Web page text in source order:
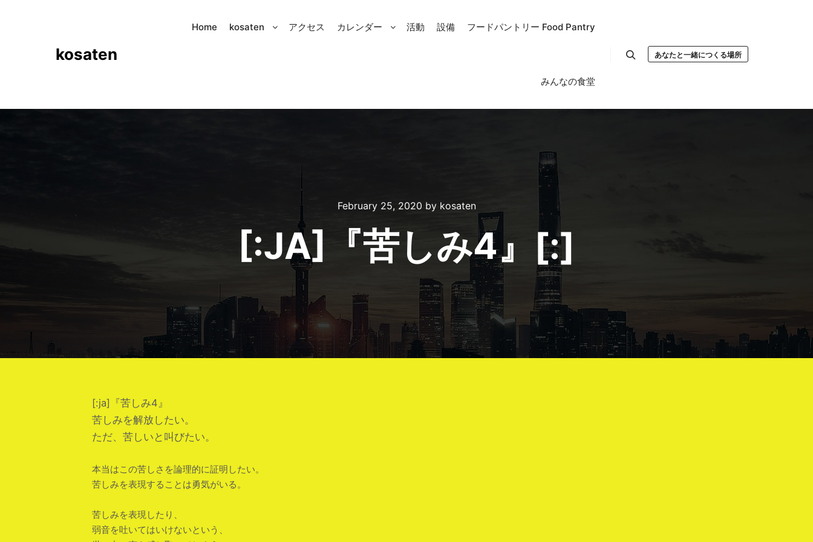
kosaten
Home kosaten アクセス カレンダー 活動 設備 フードパントリー Food Pantry
みんなの食堂
あなたと一緒につくる場所
February 25, 2020 by kosaten
[:JA]『苦しみ4』[:]
[:ja]『苦しみ4』
苦しみを解放したい。
ただ、苦しいと叫びたい。
本当はこの苦しさを論理的に証明したい。
苦しみを表現することは勇気がいる。
苦しみを表現したり、
弱音を吐いてはいけないという、